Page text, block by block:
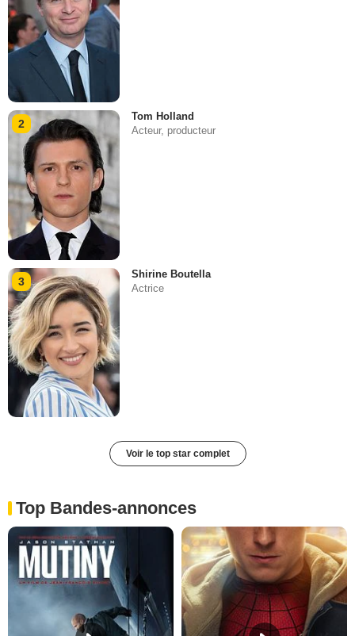
2
Tom Holland
Acteur, producteur
3
Shirine Boutella
Actrice
Voir le top star complet
Top Bandes-annonces